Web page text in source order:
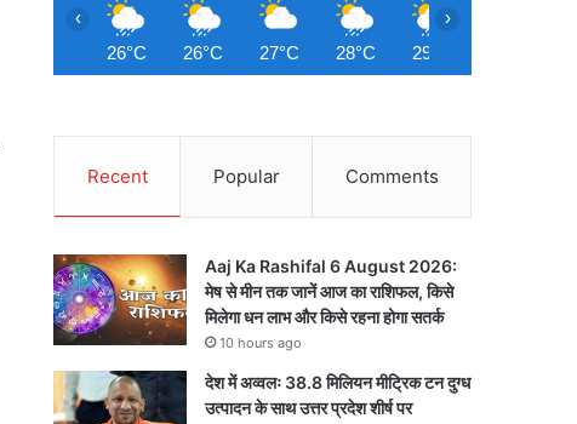
26°C 26°C 27°C 28°C 29°C
‹ ›
Recent Popular Comments
Aaj Ka Rashifal 6 August 2026:
मेष से मीन तक जानें आज का राशिफल, किसे
मिलेगा धन लाभ और किसे रहना होगा सतर्क
10 hours ago
देश में अव्वलः 38.8 मिलियन मीट्रिक टन दुग्ध
उत्पादन के साथ उत्तर प्रदेश शीर्ष पर